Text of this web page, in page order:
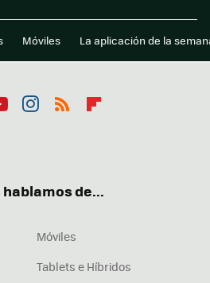
Móviles La aplicación de la
de...
Móviles
Tablets e Híbridos